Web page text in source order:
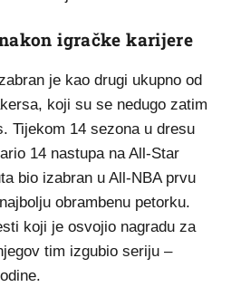
igračke karijere
je kao drugi ukupno od
koji su se nedugo zatim
Tijekom 14 sezona u dresu
14 nastupa na All-Star
bio izabran u All-NBA prvu
obrambenu petorku.
koji je osvojio nagradu za
tim izgubio seriju –